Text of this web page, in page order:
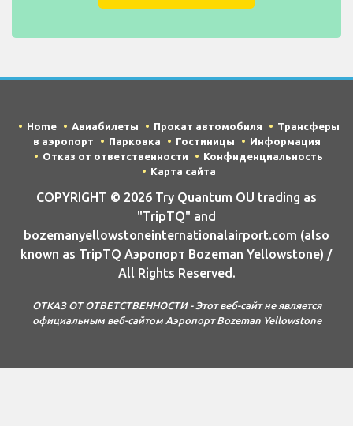
Home Авиабилеты Прокат автомобиля
Трансферы
в аэропорт
Парковка Гостиницы
Информация
Отказ от ответственности
Конфиденциальность
Карта сайта
COPYRIGHT © 2026 Try Quantum OU trading as
"TripTQ" and
bozemanyellowstoneinternationalairport.com (also
known as TripTQ Аэропорт Bozeman Yellowstone) /
All Rights Reserved.
ОТКАЗ ОТ ОТВЕТСТВЕННОСТИ - Этот веб-сайт не является
официальным веб-сайтом Аэропорт Bozeman Yellowstone